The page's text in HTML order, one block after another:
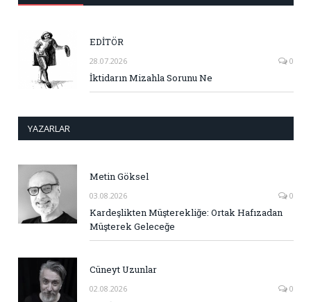
EDİTÖR
28.07.2026 0
İktidarın Mizahla Sorunu Ne
YAZARLAR
Metin Göksel
03.08.2026 0
Kardeşlikten Müşterekliğe: Ortak Hafızadan
Müşterek Geleceğe
Cüneyt Uzunlar
02.08.2026 0